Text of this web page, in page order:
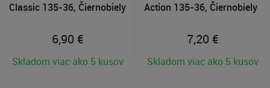
Classic 135-36, Čiernobiely
6,90 €
Skladom viac ako 5 kusov
Action 135-36, Čiernobiely
7,20 €
Skladom viac ako 5 kusov